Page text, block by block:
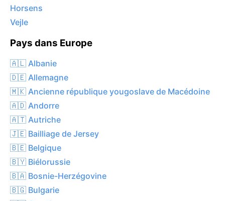
Horsens
Vejle
Pays dans Europe
🇦🇱 Albanie
🇩🇪 Allemagne
🇲🇰 Ancienne république yougoslave de Macédoine
🇦🇩 Andorre
🇦🇹 Autriche
🇯🇪 Bailliage de Jersey
🇧🇪 Belgique
🇧🇾 Biélorussie
🇧🇦 Bosnie-Herzégovine
🇧🇬 Bulgarie